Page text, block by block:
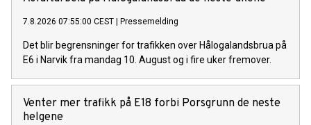
7.8.2026 07:55:00 CEST | Pressemelding
Det blir begrensninger for trafikken over Hålogalandsbrua på
E6 i Narvik fra mandag 10. August og i fire uker fremover.
Venter mer trafikk på E18 forbi Porsgrunn de neste
helgene